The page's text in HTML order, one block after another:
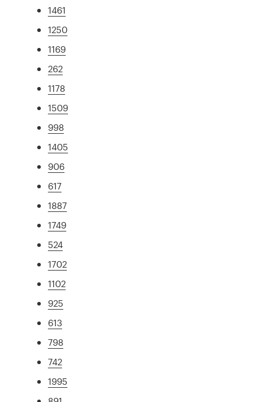
1461
1250
1169
262
1178
1509
998
1405
906
617
1887
1749
524
1702
1102
925
613
798
742
1995